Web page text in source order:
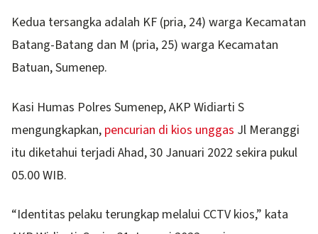
Kedua tersangka adalah KF (pria, 24) warga Kecamatan
Batang-Batang dan M (pria, 25) warga Kecamatan
Batuan, Sumenep.
Kasi Humas Polres Sumenep, AKP Widiarti S
mengungkapkan, pencurian di kios unggas Jl Meranggi
itu diketahui terjadi Ahad, 30 Januari 2022 sekira pukul
05.00 WIB.
“Identitas pelaku terungkap melalui CCTV kios,” kata